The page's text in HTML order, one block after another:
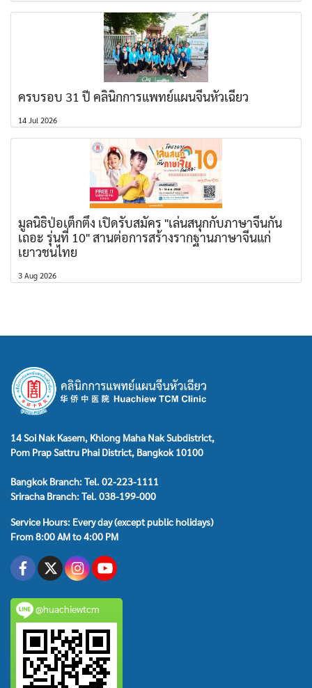
ครบรอบ 31 ปี คลินิกการแพทย์แผนจีนหัวเฉียว
14 Jul 2026
มูลนิธิป่อเต็กตึ๊ง เปิดรับสมัคร "เล่นสนุกกับภาษาจีนกัน
เถอะ รุ่นที่ 10" สานต่อการสร้างรากฐานภาษาจีนแก่
เยาวชนไทย
3 Aug 2026
14 Soi Nak Kasem, Khlong Maha Nak Subdistrict,
Pom Prap Sattru Phai District, Bangkok 10100
Bangkok Branch: Tel. 02-223-1111
Sriracha Branch: Tel. 038-199-000
Service Hours: Every day (except public holidays)
From 8:00 AM to 4:00 PM
@huachiewtcm